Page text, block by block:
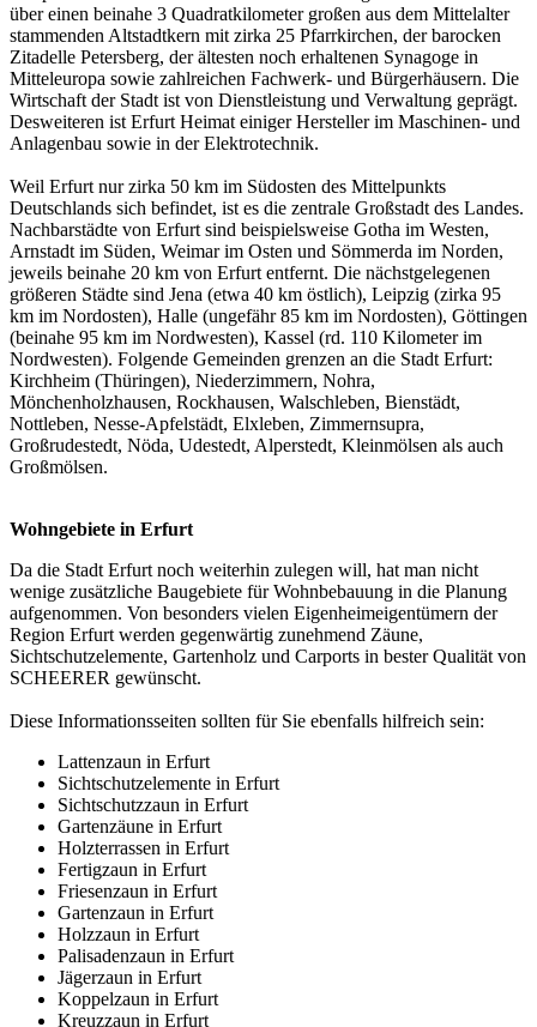
über einen beinahe 3 Quadratkilometer großen aus dem Mittelalter
stammenden Altstadtkern mit zirka 25 Pfarrkirchen, der barocken
Zitadelle Petersberg, der ältesten noch erhaltenen Synagoge in
Mitteleuropa sowie zahlreichen Fachwerk- und Bürgerhäusern. Die
Wirtschaft der Stadt ist von Dienstleistung und Verwaltung geprägt.
Desweiteren ist Erfurt Heimat einiger Hersteller im Maschinen- und
Anlagenbau sowie in der Elektrotechnik.
Weil Erfurt nur zirka 50 km im Südosten des Mittelpunkts
Deutschlands sich befindet, ist es die zentrale Großstadt des Landes.
Nachbarstädte von Erfurt sind beispielsweise Gotha im Westen,
Arnstadt im Süden, Weimar im Osten und Sömmerda im Norden,
jeweils beinahe 20 km von Erfurt entfernt. Die nächstgelegenen
größeren Städte sind Jena (etwa 40 km östlich), Leipzig (zirka 95
km im Nordosten), Halle (ungefähr 85 km im Nordosten), Göttingen
(beinahe 95 km im Nordwesten), Kassel (rd. 110 Kilometer im
Nordwesten). Folgende Gemeinden grenzen an die Stadt Erfurt:
Kirchheim (Thüringen), Niederzimmern, Nohra,
Mönchenholzhausen, Rockhausen, Walschleben, Bienstädt,
Nottleben, Nesse-Apfelstädt, Elxleben, Zimmernsupra,
Großrudestedt, Nöda, Udestedt, Alperstedt, Kleinmölsen als auch
Großmölsen.
Wohngebiete in Erfurt
Da die Stadt Erfurt noch weiterhin zulegen will, hat man nicht
wenige zusätzliche Baugebiete für Wohnbebauung in die Planung
aufgenommen. Von besonders vielen Eigenheimeigentümern der
Region Erfurt werden gegenwärtig zunehmend Zäune,
Sichtschutzelemente, Gartenholz und Carports in bester Qualität von
SCHEERER gewünscht.
Diese Informationsseiten sollten für Sie ebenfalls hilfreich sein:
Lattenzaun in Erfurt
Sichtschutzelemente in Erfurt
Sichtschutzzaun in Erfurt
Gartenzäune in Erfurt
Holzterrassen in Erfurt
Fertigzaun in Erfurt
Friesenzaun in Erfurt
Gartenzaun in Erfurt
Holzzaun in Erfurt
Palisadenzaun in Erfurt
Jägerzaun in Erfurt
Koppelzaun in Erfurt
Kreuzzaun in Erfurt